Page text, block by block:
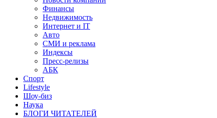
Финансы
Недвижимость
Интернет и IT
Авто
СМИ и реклама
Индексы
Пресс-релизы
АБК
Спорт
Lifestyle
Шоу-биз
Наука
БЛОГИ ЧИТАТЕЛЕЙ